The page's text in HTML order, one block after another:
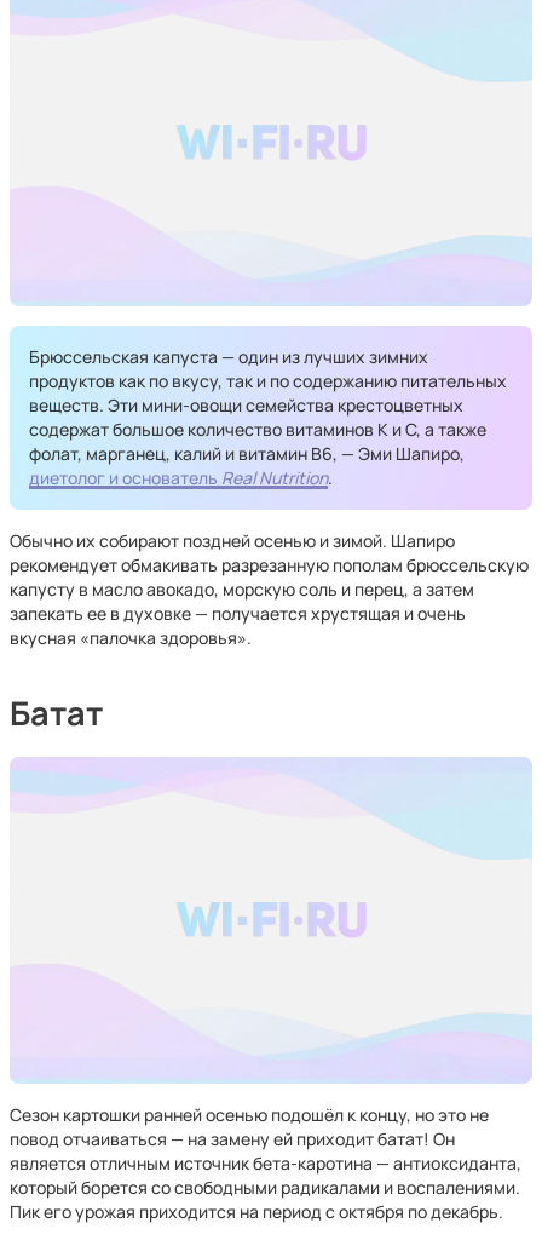
Брюссельская капуста — один из лучших зимних
продуктов как по вкусу, так и по содержанию питательных
веществ. Эти мини-овощи семейства крестоцветных
содержат большое количество витаминов К и С, а также
фолат, марганец, калий и витамин В6, — Эми Шапиро,
диетолог и основатель Real Nutrition.
Обычно их собирают поздней осенью и зимой. Шапиро
рекомендует обмакивать разрезанную пополам брюссельскую
капусту в масло авокадо, морскую соль и перец, а затем
запекать ее в духовке — получается хрустящая и очень
вкусная «палочка здоровья».
Батат
Сезон картошки ранней осенью подошёл к концу, но это не
повод отчаиваться — на замену ей приходит батат! Он
является отличным источник бета-каротина — антиоксиданта,
который борется со свободными радикалами и воспалениями.
Пик его урожая приходится на период с октября по декабрь.